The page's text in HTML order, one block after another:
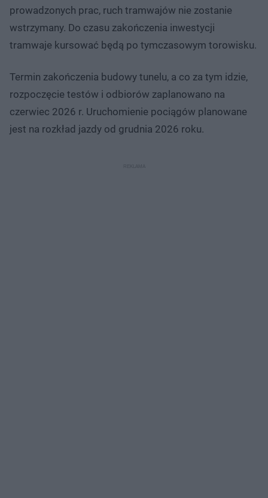
prowadzonych prac, ruch tramwajów nie zostanie
wstrzymany. Do czasu zakończenia inwestycji
tramwaje kursować będą po tymczasowym torowisku.
Termin zakończenia budowy tunelu, a co za tym idzie,
rozpoczęcie testów i odbiorów zaplanowano na
czerwiec 2026 r. Uruchomienie pociągów planowane
jest na rozkład jazdy od grudnia 2026 roku.